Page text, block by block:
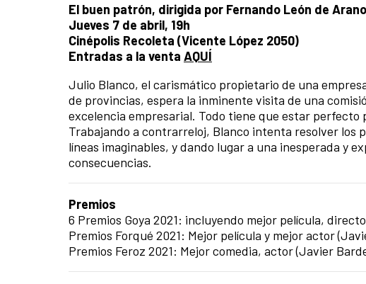
El buen patrón, dirigida por Fernando León de
Jueves 7 de abril, 19h
Cinépolis Recoleta (Vicente López 2050)
Entradas a la venta AQUÍ
Julio Blanco, el carismático propietario de una
de provincias, espera la inminente visita de una
excelencia empresarial. Todo tiene que estar
Trabajando a contrarreloj, Blanco intenta resolver los
líneas imaginables, y dando lugar a una inesperada y
consecuencias.
Premios
6 Premios Goya 2021: incluyendo mejor película,
Premios Forqué 2021: Mejor película y mejor actor
Premios Feroz 2021: Mejor comedia, actor (Javier